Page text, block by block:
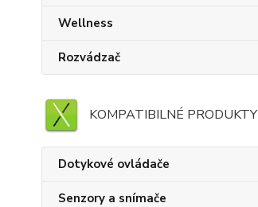
Wellness
Rozvádzač
KOMPATIBILNÉ PRODUKTY
Dotykové ovládače
Senzory a snímače